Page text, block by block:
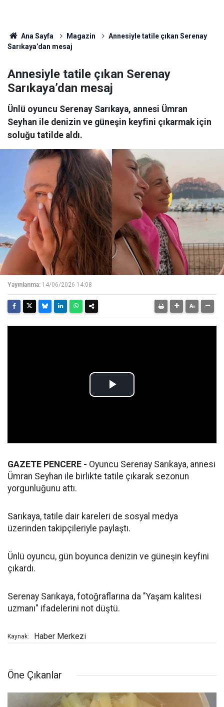
Ana Sayfa Magazin
Annesiyle tatile çıkan Serenay
Sarıkaya’dan mesaj
Annesiyle tatile çıkan Serenay
Sarıkaya’dan mesaj
Ünlü oyuncu Serenay Sarıkaya, annesi Ümran
Seyhan ile denizin ve güneşin keyfini çıkarmak için
soluğu tatilde aldı.
Yayınlanma: 14/06/2026 14:08
GAZETE PENCERE - Oyuncu Serenay Sarıkaya, annesi
Ümran Seyhan ile birlikte tatile çıkarak sezonun
yorgunluğunu attı.
Sarıkaya, tatile dair kareleri de sosyal medya
üzerinden takipçileriyle paylaştı.
Ünlü oyuncu, gün boyunca denizin ve güneşin keyfini
çıkardı.
Serenay Sarıkaya, fotoğraflarına da "Yaşam kalitesi
uzmanı" ifadelerini not düştü.
Kaynak: Haber Merkezi
Öne Çıkanlar